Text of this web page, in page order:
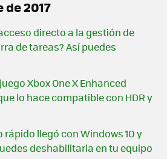
2017
directo a la gestión de
de tareas? Así puedes
Xbox One X Enhanced
lo hace compatible con HDR y
rápido llegó con Windows 10 y
deshabilitarla en tu equipo